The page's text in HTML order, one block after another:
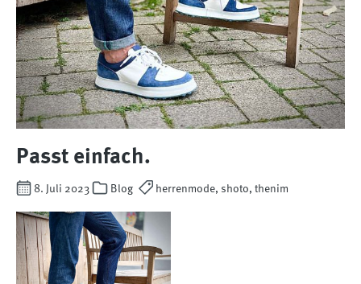
Passt einfach.
8. Juli 2023 Blog herrenmode, shoto, thenim